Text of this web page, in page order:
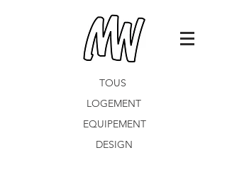
TOUS
LOGEMENT
EQUIPEMENT
DESIGN